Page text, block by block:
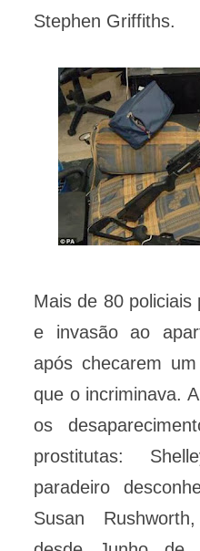
Stephen Griffiths.
Mais de 80
e invasão ao
após checarem
que o incriminava.
os
prostitutas:
paradeiro
Susan